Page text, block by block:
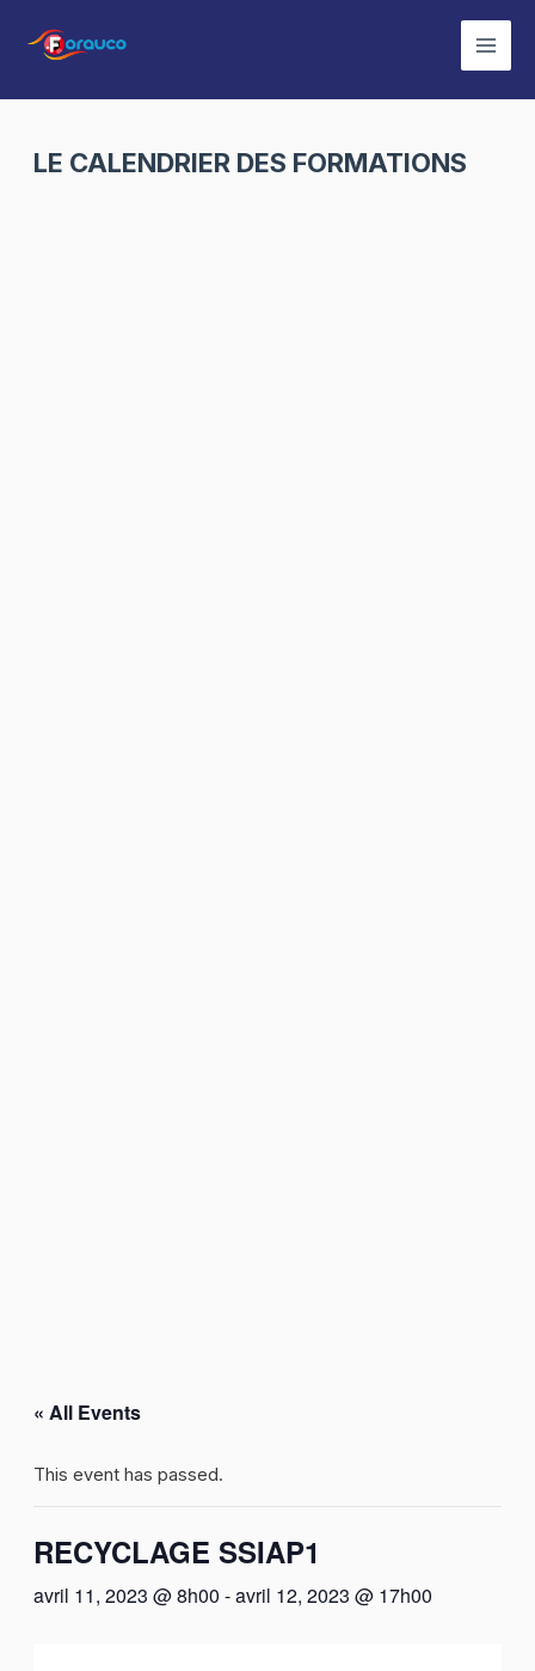
Main
LE CALENDRIER DES FORMATIONS
« All Events
This event has passed.
RECYCLAGE SSIAP1
avril 11, 2023 @ 8h00 -avril 12, 2023 @ 17h00